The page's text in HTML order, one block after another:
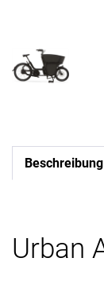
Beschreibung
Urban